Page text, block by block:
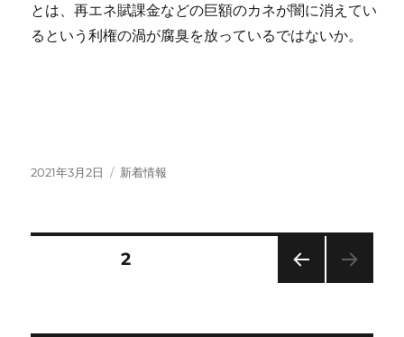
とは、再エネ賦課金などの巨額のカネが闇に消えてい
るという利権の渦が腐臭を放っているではないか。
投
2021年3月2日
カ
新着情報
固定ページ2